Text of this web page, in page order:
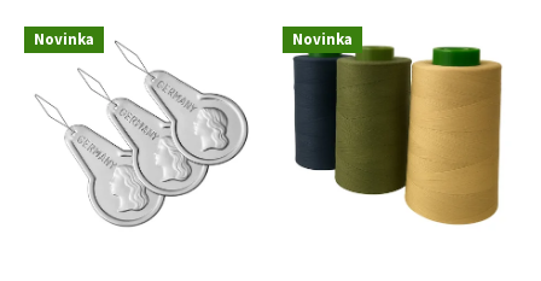
Novinka Novinka